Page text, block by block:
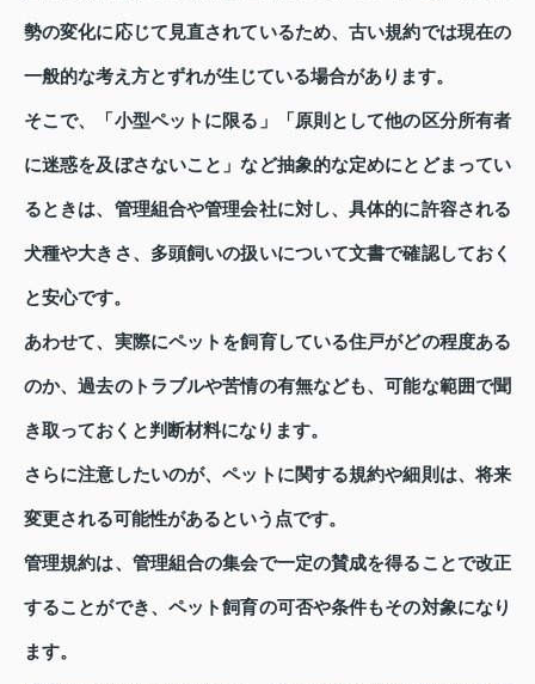
勢の変化に応じて見直されているため、古い規約では現在の
一般的な考え方とずれが生じている場合があります。
そこで、「小型ペットに限る」「原則として他の区分所有者
に迷惑を及ぼさないこと」など抽象的な定めにとどまってい
るときは、管理組合や管理会社に対し、具体的に許容される
犬種や大きさ、多頭飼いの扱いについて文書で確認しておく
と安心です。
あわせて、実際にペットを飼育している住戸がどの程度ある
のか、過去のトラブルや苦情の有無なども、可能な範囲で聞
き取っておくと判断材料になります。
さらに注意したいのが、ペットに関する規約や細則は、将来
変更される可能性があるという点です。
管理規約は、管理組合の集会で一定の賛成を得ることで改正
することができ、ペット飼育の可否や条件もその対象になり
ます。